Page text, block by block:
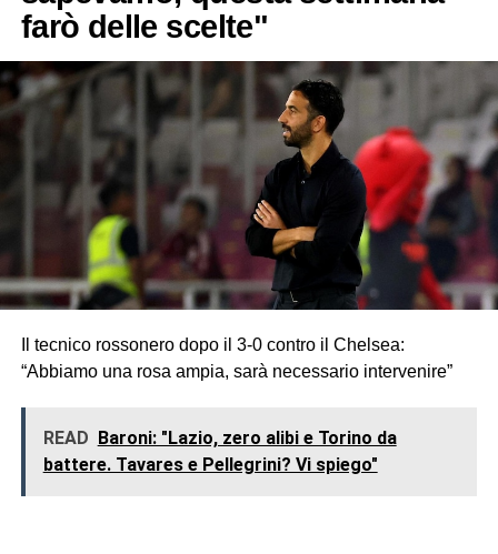
farò delle scelte"
Il tecnico rossonero dopo il 3-0 contro il Chelsea:
“Abbiamo una rosa ampia, sarà necessario intervenire”
READ Baroni: "Lazio, zero alibi e Torino da
battere. Tavares e Pellegrini? Vi spiego"